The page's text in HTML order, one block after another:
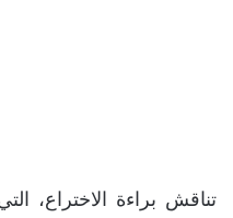
تناقش براءة الاختراع،